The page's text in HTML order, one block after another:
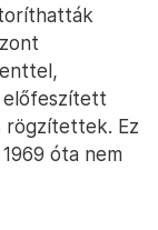
előfeszített
rögzítettek. Ez
óta nem